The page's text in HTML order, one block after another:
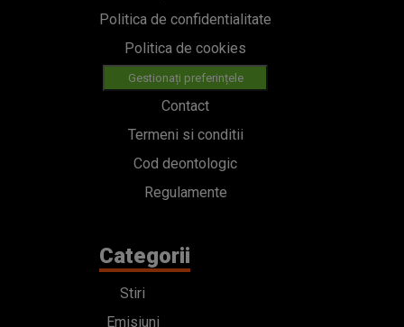
Politica de confidentialitate
Politica de cookies
Gestionați preferințele
Contact
Termeni si conditii
Cod deontologic
Regulamente
Categorii
Stiri
Emisiuni